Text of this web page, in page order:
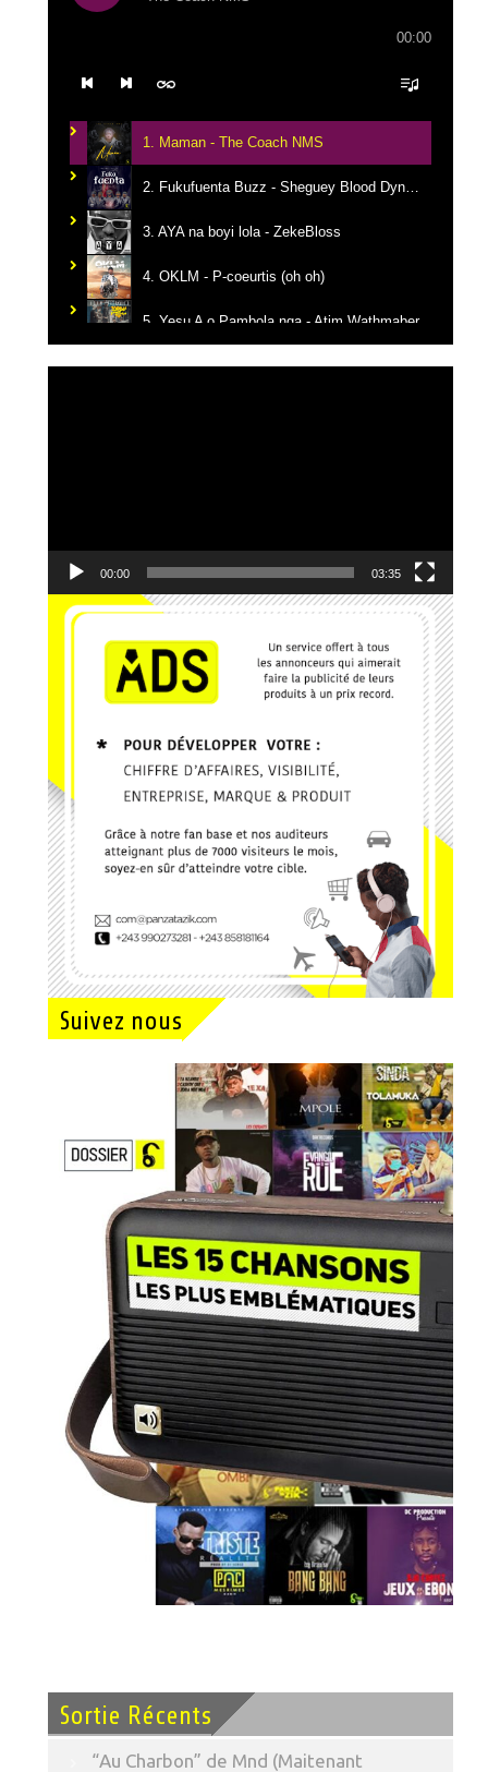
00:00
1. Maman - The Coach NMS
2. Fukufuenta Buzz - Sheguey Blood Dynastie
3. AYA na boyi lola - ZekeBloss
4. OKLM - P-coeurtis (oh oh)
5. Yesu A o Pambola nga - Atim Wathmaber
6. Tikanga na yemba - Candy Mulamba
00:00 03:35
Suivez nous
Sortie Récents
“Au Charbon” de Mnd (Maitenant